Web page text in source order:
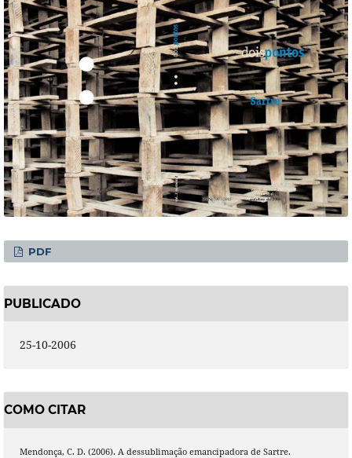
PDF
PUBLICADO
25-10-2006
COMO CITAR
Mendonça, C. D. (2006). A dessublimação emancipadora de Sartre.